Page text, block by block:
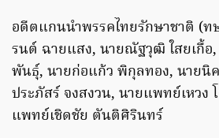
อดีตแกนนำพรรคไทยรักษาชาติ (ท
รนต์ ฉายแสง, นายณัฐวุฒิ ใสยเกื้
พันธุ์, นายก่อแก้ว พิกุลทอง, นายนิ
ประภัสร์ จงสงวน, นายแพทย์เหวง
แพทย์เชิดชัย ตันติศิรินทร์